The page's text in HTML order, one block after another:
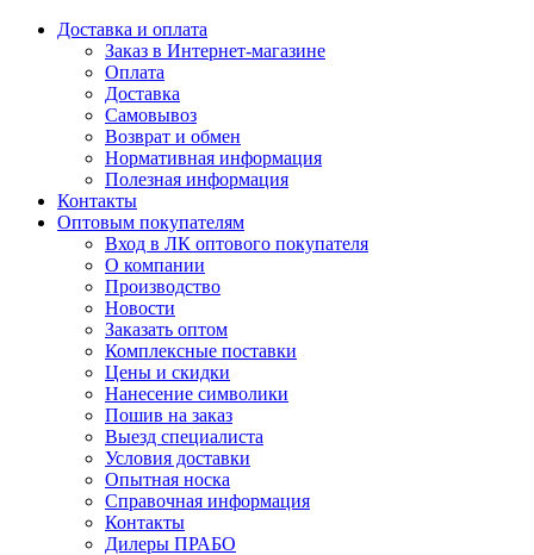
Доставка и оплата
Заказ в Интернет-магазине
Оплата
Доставка
Самовывоз
Возврат и обмен
Нормативная информация
Полезная информация
Контакты
Оптовым покупателям
Вход в ЛК оптового покупателя
О компании
Производство
Новости
Заказать оптом
Комплексные поставки
Цены и скидки
Нанесение символики
Пошив на заказ
Выезд специалиста
Условия доставки
Опытная носка
Справочная информация
Контакты
Дилеры ПРАБО